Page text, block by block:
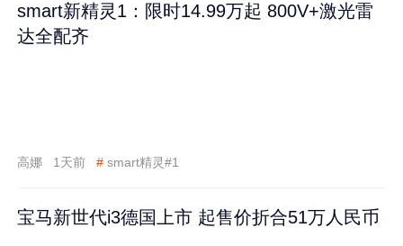
smart新精灵1：限时14.99万起 800V+激光雷
达全配齐
高娜 1天前 # smart精灵#1
宝马新世代i3德国上市 起售价折合51万人民币